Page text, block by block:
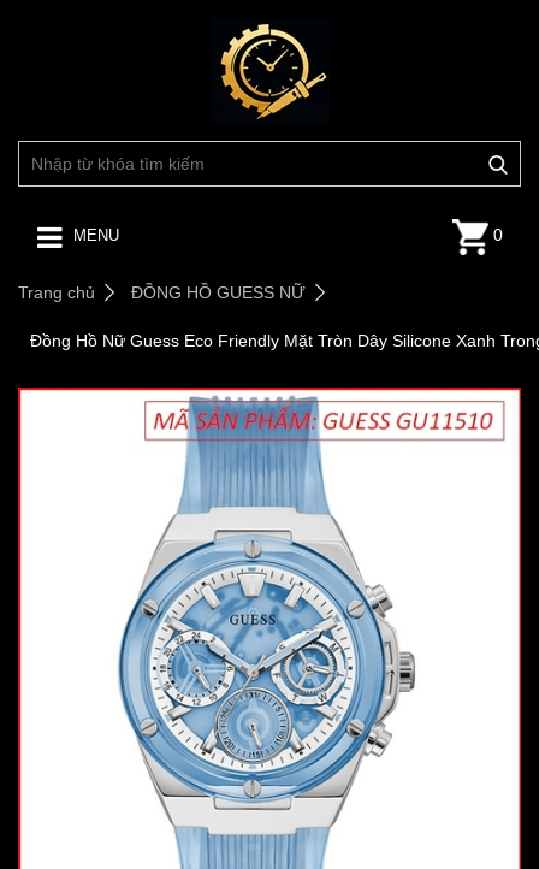
MENU 0
Trang chủ ĐỒNG HỒ GUESS NỮ
Đồng Hồ Nữ Guess Eco Friendly Mặt Tròn Dây Silicone Xanh